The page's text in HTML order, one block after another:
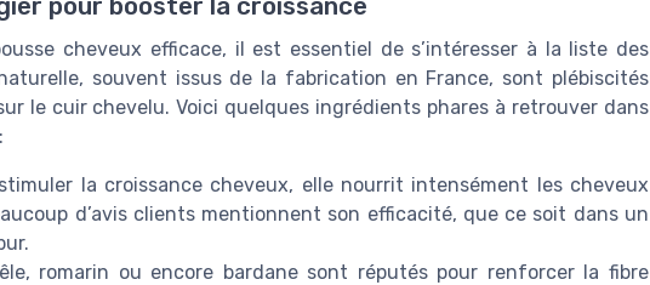
cheveux efficace, il est essentiel de s’intéresser à la liste des
souvent issus de la fabrication en France, sont plébiscités
le cuir chevelu. Voici quelques ingrédients phares à retrouver dans
la croissance cheveux, elle nourrit intensément les cheveux
d’avis clients mentionnent son efficacité, que ce soit dans un
romarin ou encore bardane sont réputés pour renforcer la fibre